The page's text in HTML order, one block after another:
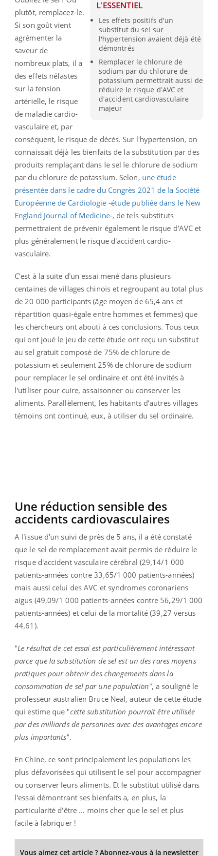
L'ESSENTIEL
Les effets positifs d'un
substitut du sel sur
l'hypertension avaient déjà été
démontrés
Remplacer le chlorure de
sodium par du chlorure de
potassium permettrait aussi de
réduire le risque d'AVC et
d'accident cardiovasculaire
majeur
plutôt, remplacez-le.
Si son goût vient
agrémenter la
saveur de
nombreux plats, il a
des effets néfastes
sur la tension
artérielle, le risque
de maladie cardio-
vasculaire et, par
conséquent, le risque de décès. Sur l'hypertension, on
connaissait déjà les bienfaits de la substitution par des
produits remplaçant dans le sel le chlorure de sodium
par du chlorure de potassium. Selon, une étude
présentée dans le cadre du Congrès 2021 de la Société
Européenne de Cardiologie -étude publiée dans le New
England Journal of Medicine-, de tels substituts
permettraient de prévenir également le risque d'AVC et
plus généralement le risque d'accident cardio-
vasculaire.
C'est à la suite d'un essai mené dans plusieurs
centaines de villages chinois et regroupant au total plus
de 20 000 participants (âge moyen de 65,4 ans et
répartition quasi-égale entre hommes et femmes) que
les chercheurs ont abouti à ces conclusions. Tous ceux
qui ont joué le jeu de cette étude ont reçu un substitut
au sel gratuit composé de 75% de chlorure de
potassium et seulement 25% de chlorure de sodium
pour remplacer le sel ordinaire et ont été invités à
l'utiliser pour cuire, assaisonner ou conserver les
aliments. Parallèlement, les habitants d'autres villages
témoins ont continué, eux, à utiliser du sel ordinaire.
Une réduction sensible des
accidents cardiovasculaires
A l'issue d'un suivi de près de 5 ans, il a été constaté
que le sel de remplacement avait permis de réduire le
risque d'accident vasculaire cérébral (29,14/1 000
patients-années contre 33,65/1 000 patients-années)
mais aussi celui des AVC et syndromes coronariens
aigus (49,09/1 000 patients-années contre 56,29/1 000
patients-années) et celui de la mortalité (39,27 versus
44,61).
"Le résultat de cet essai est particulièrement intéressant
parce que la substitution de sel est un des rares moyens
pratiques pour obtenir des changements dans la
consommation de sel par une population", a souligné le
professeur australien Bruce Neal, auteur de cette étude
qui estime que "cette substitution pourrait être utilisée
par des milliards de personnes avec des avantages encore
plus importants".
En Chine, ce sont principalement les populations les
plus défavorisées qui utilisent le sel pour accompagner
ou conserver leurs aliments. Et le substitut utilisé dans
l'essai démontrant ses bienfaits a, en plus, la
particularité d'être ... moins cher que le sel et plus
facile à fabriquer !
Vous aimez cet article ? Abonnez-vous à la newsletter